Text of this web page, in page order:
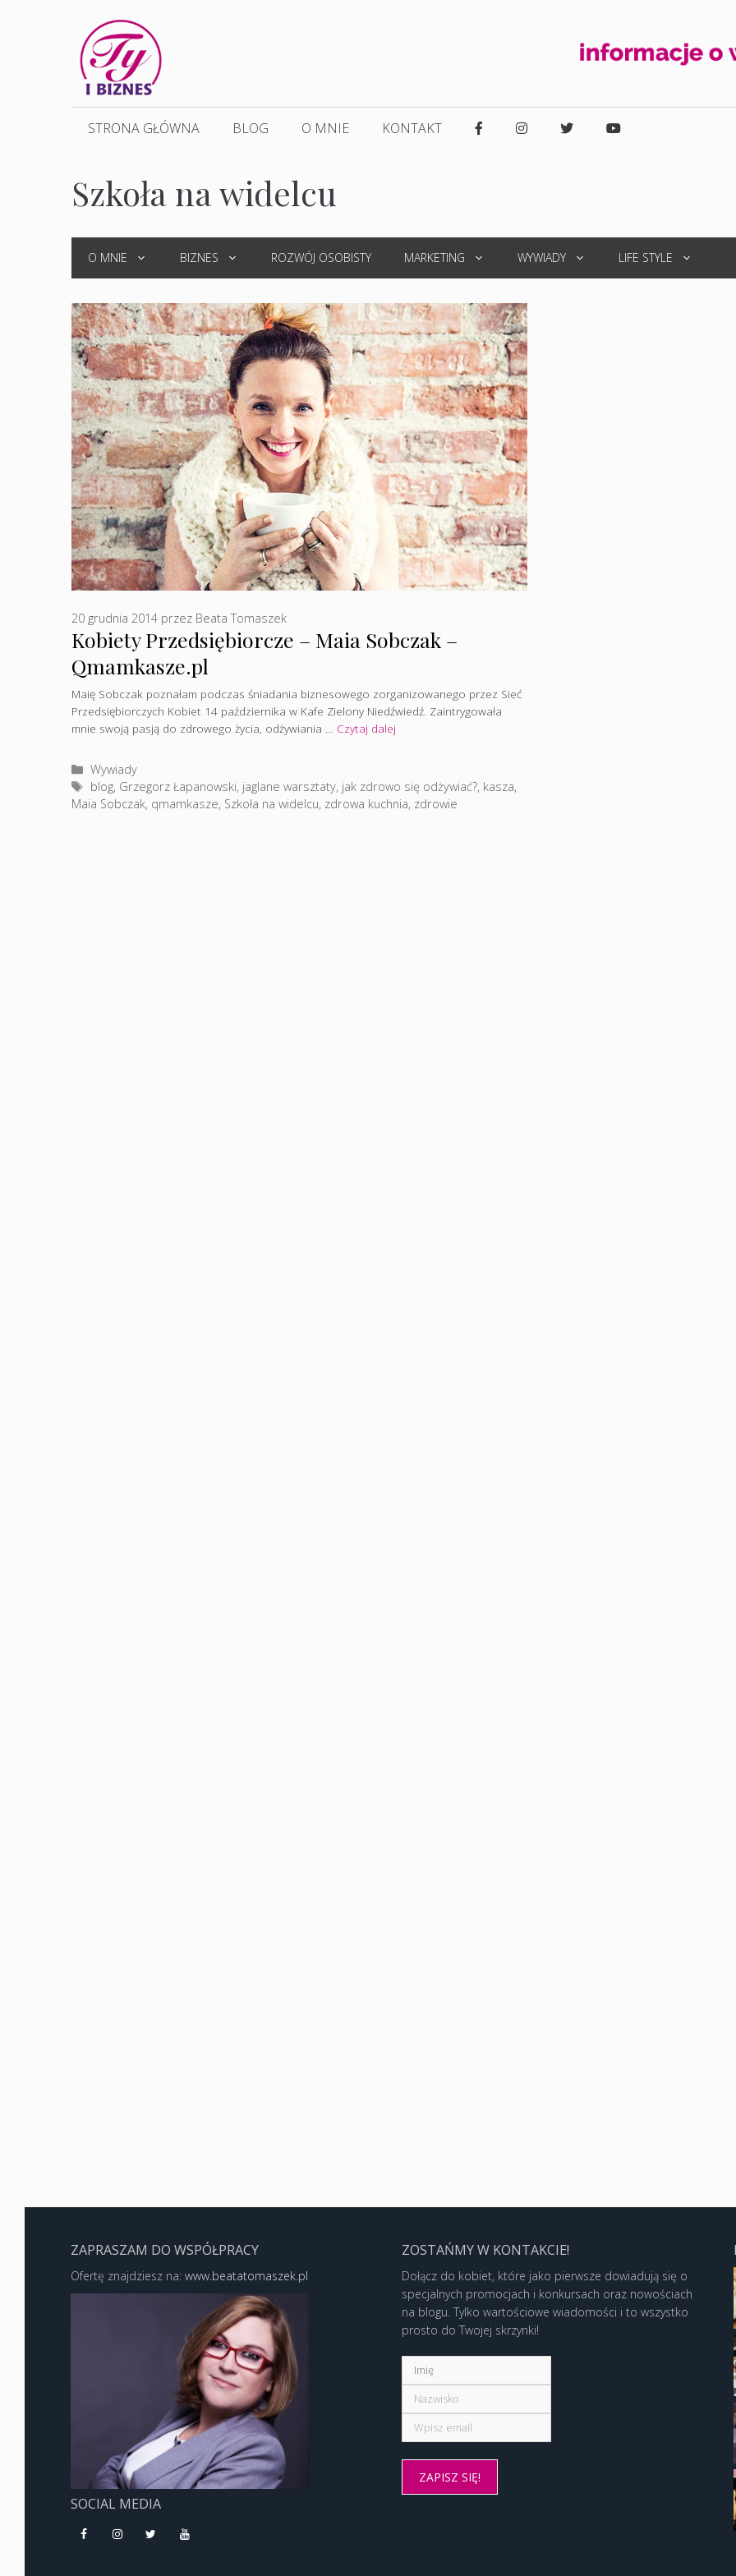
STRONA GŁÓWNA BLOG O MNIE KONTAKT
Szkoła na widelcu
O MNIE BIZNES ROZWÓJ OSOBISTY MARKETING WYWIADY LIFE STYLE
Kobiety Przedsiębiorcze – Maia Sobczak –
Qmamkasze.pl
20 grudnia 2014 przez Beata Tomaszek
Maię Sobczak poznałam podczas śniadania biznesowego zorganizowanego przez Sieć
Przedsiębiorczych Kobiet 14 października w Kafe Zielony Niedźwiedź. Zaintrygowała
mnie swoją pasją do zdrowego życia, odżywiania … Czytaj dalej
Kategorie
Wywiady
Tagi
blog, Grzegorz Łapanowski, jaglane warsztaty, jak zdrowo się odżywiać?, kasza,
Maia Sobczak, qmamkasze, Szkoła na widelcu, zdrowa kuchnia, zdrowie
ZAPRASZAM DO WSPÓŁPRACY
Ofertę znajdziesz na: www.beatatomaszek.pl
SOCIAL MEDIA
ZOSTAŃMY W KONTAKCIE!
Dołącz do kobiet, które jako pierwsze dowiadują się o
specjalnych promocjach i konkursach oraz nowościach
na blogu. Tylko wartościowe wiadomości i to wszystko
prosto do Twojej skrzynki!